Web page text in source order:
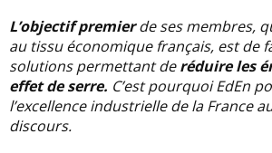
L’objectif premierde ses membres,
au tissu économique français, est de
solutions permettant deréduire les
effet de serre. C’est pourquoi EdEn
l’excellence industrielle de la France
discours.